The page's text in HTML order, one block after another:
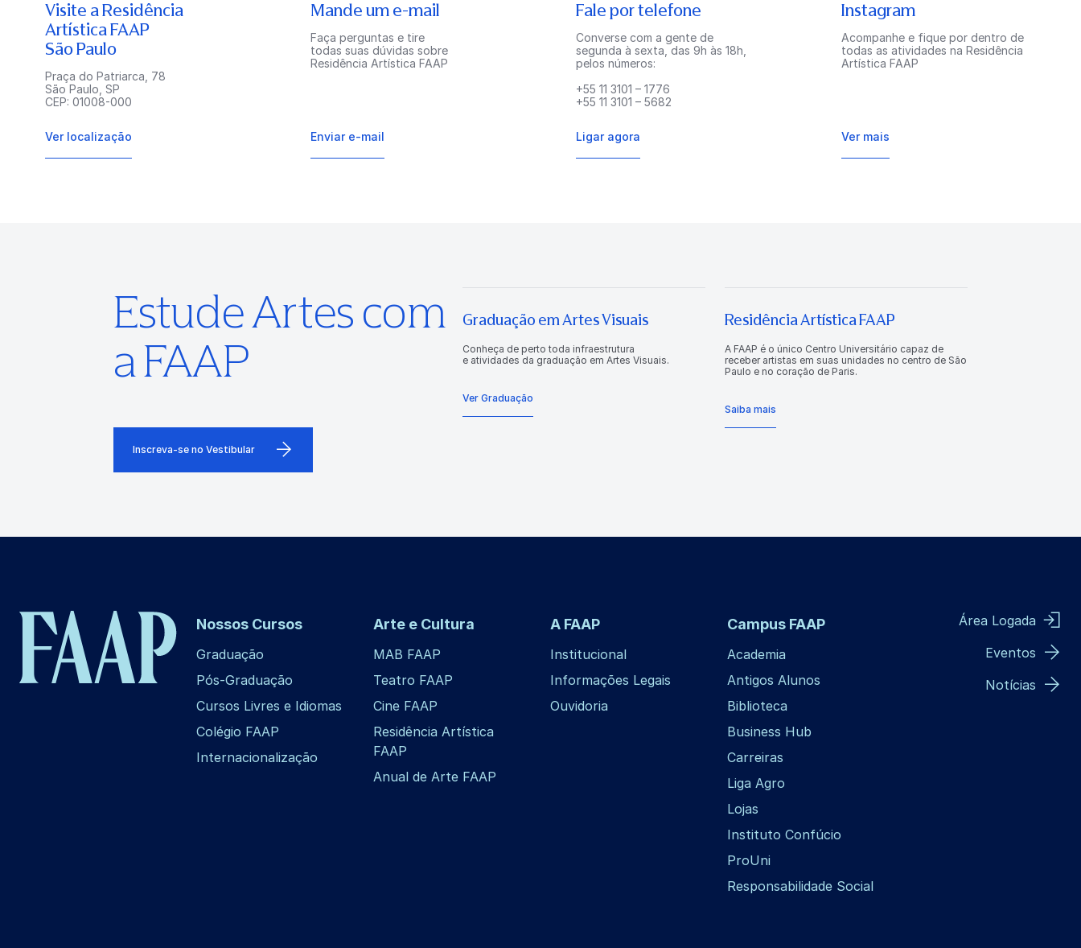
Visite a Residência
Artística FAAP
São Paulo
Praça do Patriarca, 78
São Paulo, SP
CEP: 01008-000
Ver localização
Mande um e-mail
Faça perguntas e tire
todas suas dúvidas sobre
Residência Artística FAAP
Enviar e-mail
Fale por telefone
Converse com a gente de
segunda à sexta, das 9h às 18h,
pelos números:
+55 11 3101 – 1776
+55 11 3101 – 5682
Ligar agora
Instagram
Acompanhe e fique por dentro de
todas as atividades na Residência
Artística FAAP
Ver mais
Estude Artes com
a FAAP
Inscreva-se no Vestibular
Graduação em Artes Visuais
Conheça de perto toda infraestrutura
e atividades da graduação em Artes Visuais.
Ver Graduação
Residência Artística FAAP
A FAAP é o único Centro Universitário capaz de
receber artistas em suas unidades no centro de São
Paulo e no coração de Paris.
Saiba mais
Nossos Cursos
Graduação
Pós-Graduação
Cursos Livres e Idiomas
Colégio FAAP
Internacionalização
Arte e Cultura
MAB FAAP
Teatro FAAP
Cine FAAP
Residência Artística
FAAP
Anual de Arte FAAP
A FAAP
Institucional
Informações Legais
Ouvidoria
Campus FAAP
Academia
Antigos Alunos
Biblioteca
Business Hub
Carreiras
Liga Agro
Lojas
Instituto Confúcio
ProUni
Responsabilidade Social
Área Logada
Eventos
Notícias